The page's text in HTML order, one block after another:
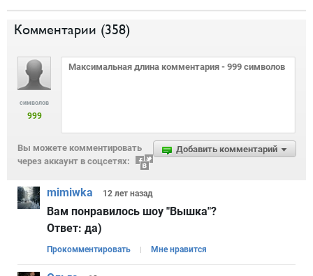
Комментарии (358)
символов
999
Добавить комментарий
Вы можете комментировать
через аккаунт в соцсетях:
mimiwka 12 лет назад
Вам понравилось шоу "Вышка"?
Ответ: да)
Прокомментировать Мне нравится